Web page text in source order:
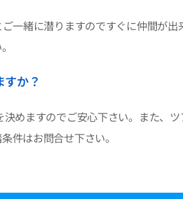
一緒に潜りますのですぐに仲間が
か？
めますのでご安心下さい。また、
件はお問合せ下さい。